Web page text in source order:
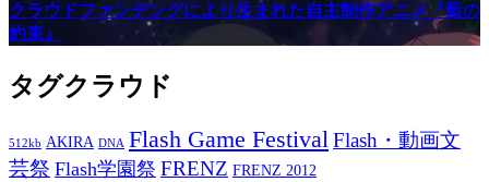
クラウドファンデングにより生まれた自主制作アニメ『藍の
約束』
タグクラウド
512kb AKIRA DNA Flash Game FestivalFlash・動画文
芸祭 Flash学園祭 FRENZ FRENZ 2012